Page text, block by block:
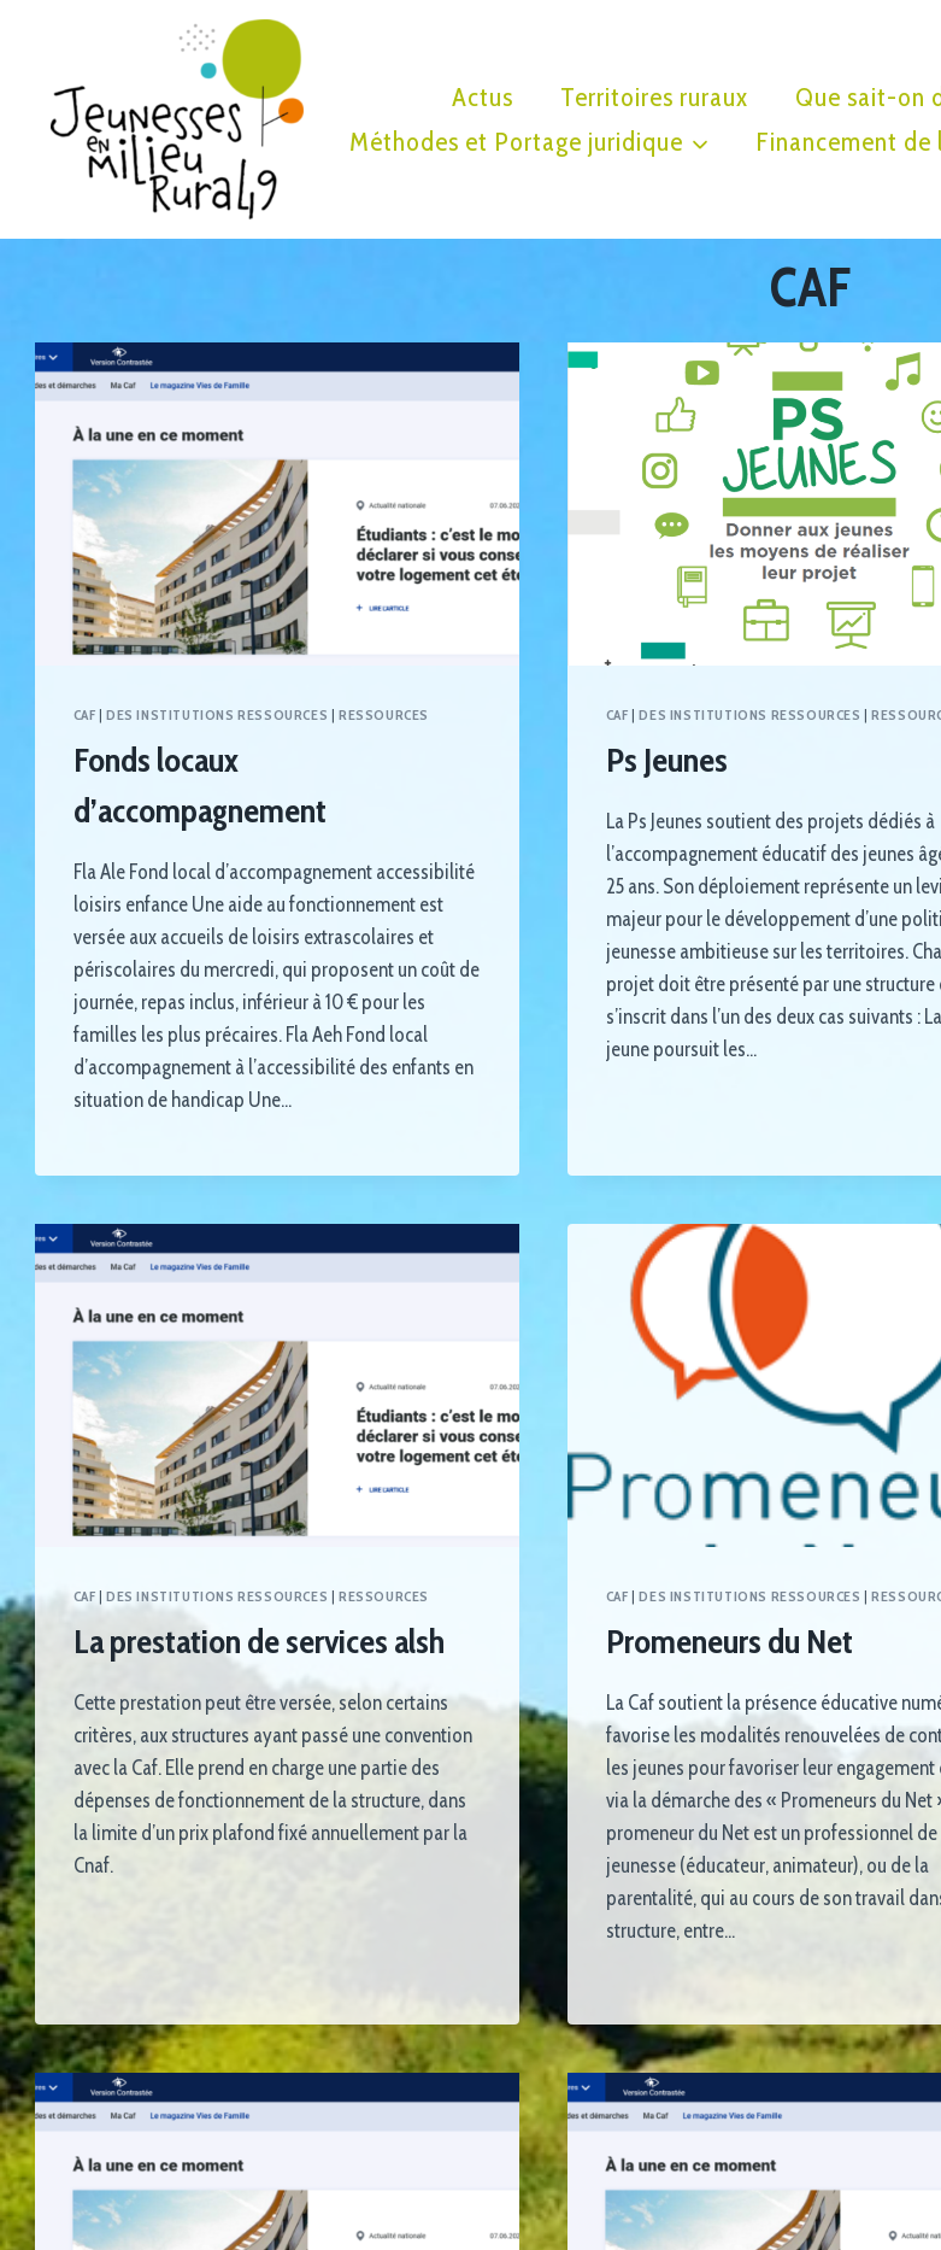
Actus Territoires ruraux Que sait-on
Méthodes et Portage juridique
Financement de
CAF
CAF |DES INSTITUTIONS RESSOURCES RESSOURCES
Fonds locaux
d’accompagnement
Fla Ale Fond local d’accompagnement accessibilité
loisirs enfance Une aide au fonctionnement est
versée aux accueils de loisirs extrascolaires et
périscolaires du mercredi, qui proposent un coût de
journée, repas inclus, inférieur à 10 € pour les
familles les plus précaires. Fla Aeh Fond local
d’accompagnement à l’accessibilité des enfants en
situation de handicap Une…
CAF |DES INSTITUTIONS RESSOURCES |
Ps Jeunes
La Ps Jeunes soutient des projets dédiés à
l’accompagnement éducatif des jeunes
25 ans. Son déploiement représente un
majeur pour le développement d’une
jeunesse ambitieuse sur les territoires.
projet doit être présenté par une structure
s’inscrit dans l’un des deux cas suivants :
jeune poursuit les…
CAF |DES INSTITUTIONS RESSOURCES RESSOURCES
La prestation de services alsh
Cette prestation peut être versée, selon certains
critères, aux structures ayant passé une convention
avec la Caf. Elle prend en charge une partie des
dépenses de fonctionnement de la structure, dans
la limite d’un prix plafond fixé annuellement par la
Cnaf.
CAF |DES INSTITUTIONS RESSOURCES |
Promeneurs du Net
La Caf soutient la présence éducative
favorise les modalités renouvelées de
les jeunes pour favoriser leur engagement
via la démarche des « Promeneurs du Net
promeneur du Net est un professionnel de
jeunesse (éducateur, animateur), ou de la
parentalité, qui au cours de son travail
structure, entre…